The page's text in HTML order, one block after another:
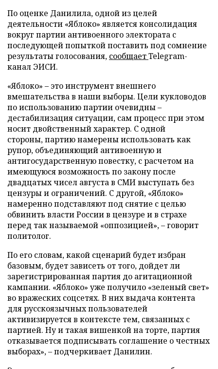
По оценке Данилила, одной из целей
деятельности «Яблоко» является консолидация
вокруг партии антивоенного электората с
последующей попыткой поставить под сомнение
результаты голосования, сообщаетTelegram-
канал ЭИСИ.
«Яблоко» – это инструмент внешнего
вмешательства в наши выборы. Цели кукловодов
по использованию партии очевидны –
дестабилизация ситуации, сам процесс при этом
носит двойственный характер. С одной
стороны, партию намерены использовать как
рупор, объединяющий антивоенную и
антигосударственную повестку, с расчетом на
имеющуюся возможность по закону после
двадцатых чисел августа в СМИ выступать без
цензуры и ограничений. С другой, «Яблоко»
намеренно подставляют под снятие с целью
обвинить власти России в цензуре и в страхе
перед так называемой «оппозицией», – говорит
политолог.
По его словам, какой сценарий будет избран
базовым, будет зависеть от того, дойдет ли
зарегистрированная партия до агитационной
кампании. «Яблоко» уже получило «зеленый свет»
во вражеских соцсетях. В них выдача контента
для русскоязычных пользователей
активизируется в контексте тем, связанных с
партией. Ну и такая вишенкой на торте, партия
отказывается подписывать соглашение о честных
выборах», – подчеркивает Данилин.